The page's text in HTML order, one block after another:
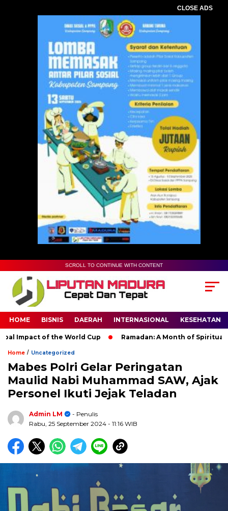
CLOSE ADS
SCROLL TO CONTINUE WITH CONTENT
HOME BISNIS DAERAH INTERNASIONAL KESEHATAN
of the World Cup Ramadan: A Month of Spiritual
Home / Uncategorized
Mabes Polri Gelar Peringatan
Maulid Nabi Muhammad SAW, Ajak
Personel Ikuti Jejak Teladan
Admin LM
- Penulis
Rabu, 25 September 2024 - 11:16 WIB